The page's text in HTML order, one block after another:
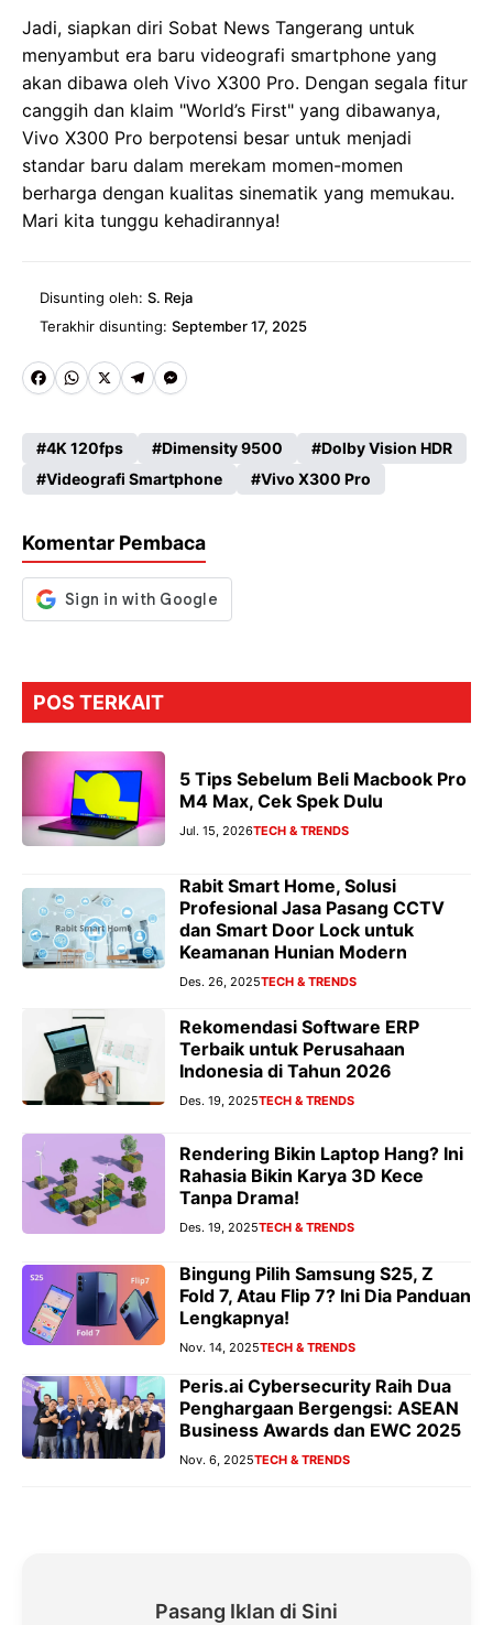
Jadi, siapkan diri Sobat News Tangerang untuk
menyambut era baru videografi smartphone yang
akan dibawa oleh Vivo X300 Pro. Dengan segala fitur
canggih dan klaim "World’s First" yang dibawanya,
Vivo X300 Pro berpotensi besar untuk menjadi
standar baru dalam merekam momen-momen
berharga dengan kualitas sinematik yang memukau.
Mari kita tunggu kehadirannya!
Disunting oleh: S. Reja
Terakhir disunting: September 17, 2025
Fa
b
o
k
W
ts
A
p
X
Te
gr
a
M
se
n
er
4K 120fps Dimensity 9500
Dolby Vision HDR
Videografi Smartphone
Vivo X300 Pro
Komentar Pembaca
POS TERKAIT
5 Tips Sebelum Beli Macbook Pro
M4 Max, Cek Spek Dulu
Jul. 15, 2026TECH & TRENDS
Rabit Smart Home, Solusi
Profesional Jasa Pasang CCTV
dan Smart Door Lock untuk
Keamanan Hunian Modern
Des. 26, 2025TECH & TRENDS
Rekomendasi Software ERP
Terbaik untuk Perusahaan
Indonesia di Tahun 2026
Des. 19, 2025TECH & TRENDS
Rendering Bikin Laptop Hang? Ini
Rahasia Bikin Karya 3D Kece
Tanpa Drama!
Des. 19, 2025TECH & TRENDS
Bingung Pilih Samsung S25, Z
Fold 7, Atau Flip 7? Ini Dia Panduan
Lengkapnya!
Nov. 14, 2025TECH & TRENDS
Peris.ai Cybersecurity Raih Dua
Penghargaan Bergengsi: ASEAN
Business Awards dan EWC 2025
Nov. 6, 2025TECH & TRENDS
Pasang Iklan di Sini